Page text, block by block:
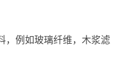
，例如玻璃纤维，木浆滤